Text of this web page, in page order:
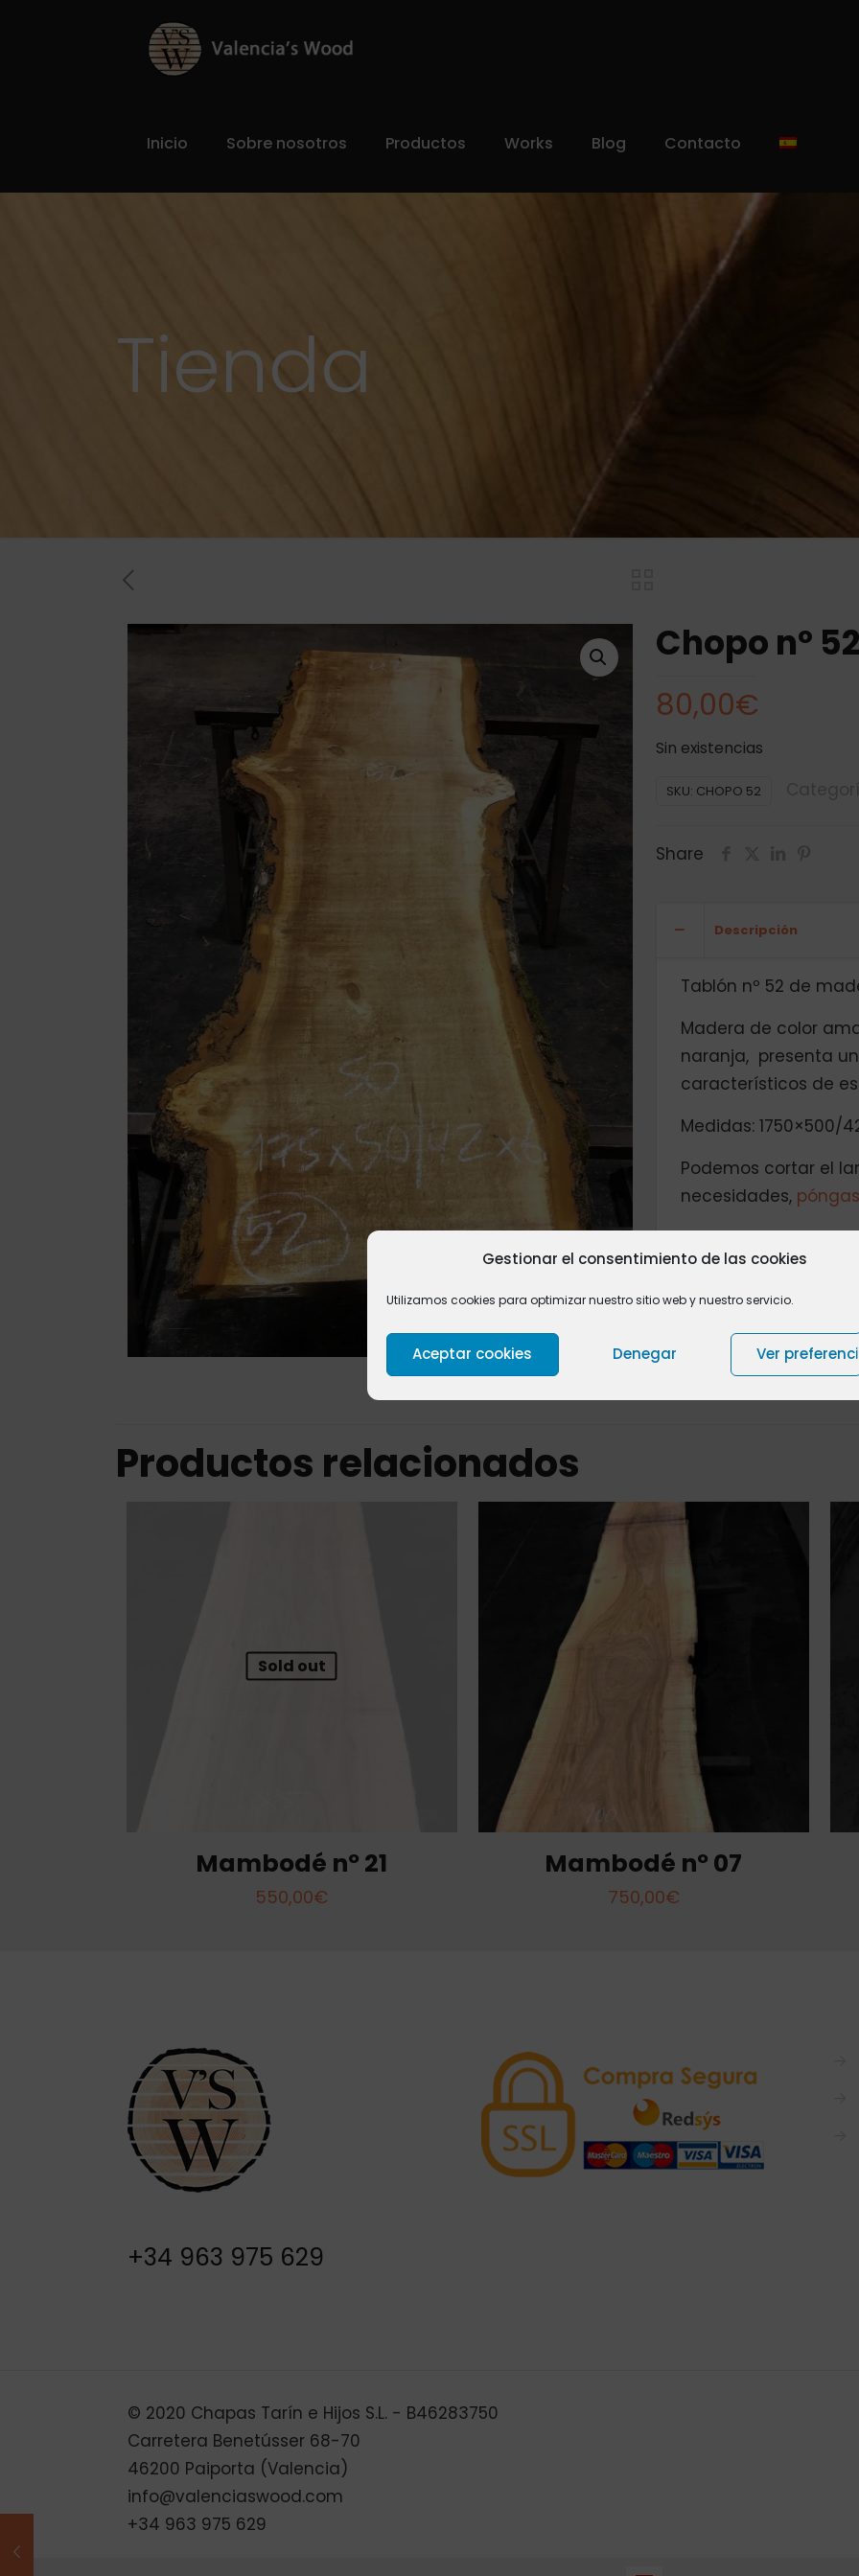
Gestionar el consentimiento de las cookies
Utilizamos cookies para optimizar nuestro sitio web y nuestro servicio.
Aceptar cookies Denegar Ver
Inicio Sobre nosotros Productos Works Blog Contacto
Tienda
Chopo nº
80,00€
Sin existencias
SKU: CHOPO 52
Share
Descripción
Tablón nº 52 de
Madera de color
naranja, presenta
característicos de
Medidas: 1750×500/
Podemos cortar el
necesidades,
Productos relacionados
Sold out
Mambodé nº 21
550,00€
Mambodé nº 07
750,00€
+34 963 975 629
© 2020 Chapas Tarín e Hijos S.L. - B46283750
Carretera Benetússer 68-70
46200 Paiporta (Valencia)
info@valenciaswood.com
+34 963 975 629